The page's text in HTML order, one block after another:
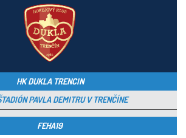
HK DUKLA TRENCIN
PAVLA DEMITRU V TRENČÍNE
FEHA19